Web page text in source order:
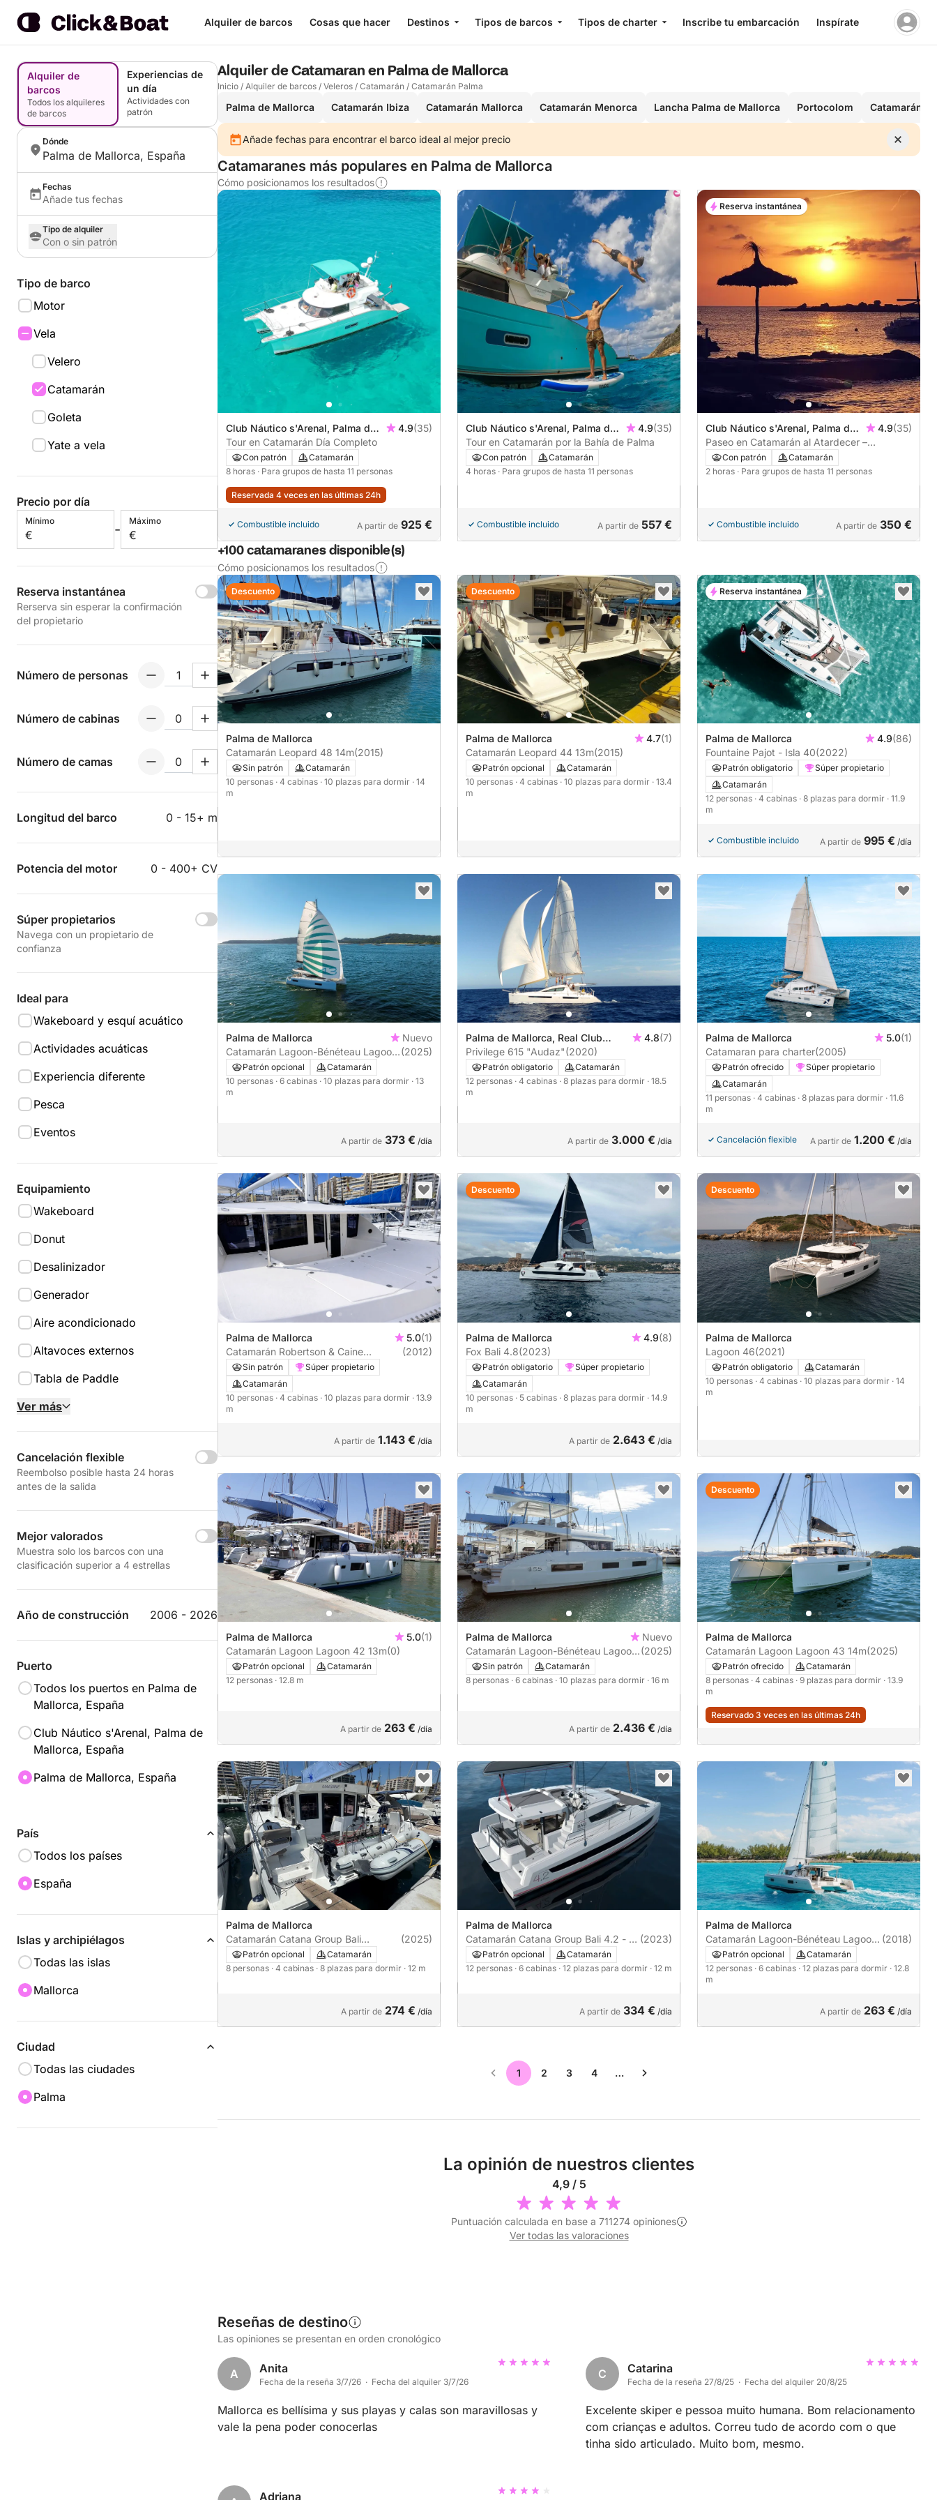
Alquiler de barcos Cosas que hacer Destinos Tipos de barcos Tipos de charter Inscribe tu embarcación Inspírate
Alquiler de
barcos
Todos los alquileres
de barcos
Experiencias de
un día
Actividades con
patrón
Dónde
Palma de Mallorca, España
Fechas
Añade tus fechas
Tipo de alquiler
Con o sin patrón
Tipo de barco
Motor
Vela
Velero
Catamarán
Goleta
Yate a vela
Precio por día
Mínimo
€ -
Máximo
€
Reserva instantánea
Rerserva sin esperar la confirmación
del propietario
Número de personas
Número de cabinas
Número de camas
Longitud del barco 0 - 15+ m
Potencia del motor 0 - 400+ CV
Súper propietarios
Navega con un propietario de
confianza
Ideal para
Wakeboard y esquí acuático
Actividades acuáticas
Experiencia diferente
Pesca
Eventos
Equipamiento
Wakeboard
Donut
Desalinizador
Generador
Aire acondicionado
Altavoces externos
Tabla de Paddle
Ver más
Cancelación flexible
Reembolso posible hasta 24 horas
antes de la salida
Mejor valorados
Muestra solo los barcos con una
clasificación superior a 4 estrellas
Año de construcción 2006 - 2026
Puerto
Todos los puertos en Palma de
Mallorca, España
Club Náutico s'Arenal, Palma de
Mallorca, España
Palma de Mallorca, España
País
Todos los países
España
Islas y archipiélagos
Todas las islas
Mallorca
Ciudad
Todas las ciudades
Palma
Alquiler de Catamaran en Palma de Mallorca
Inicio / Alquiler de barcos / Veleros / Catamarán / Catamarán Palma
Palma de Mallorca Catamarán Ibiza Catamarán Mallorca Catamarán Menorca Lancha Palma de Mallorca Portocolom Catamarán
Añade fechas para encontrar el barco ideal al mejor precio
Catamaranes más populares en Palma de Mallorca
Cómo posicionamos los resultados
Club Náutico s'Arenal, Palma de
Mallorca, España
4.9(35)
Tour en Catamarán Día Completo
Con patrón
Catamarán
8 horas · Para grupos de hasta 11 personas
Reservada 4 veces en las últimas 24h
Combustible incluido A partir de 925 €
Club Náutico s'Arenal, Palma de
Mallorca, España
4.9(35)
Tour en Catamarán por la Bahía de Palma
Con patrón
Catamarán
4 horas · Para grupos de hasta 11 personas
Combustible incluido A partir de 557 €
Club Náutico s'Arenal, Palma de
Mallorca, España
4.9(35)
Paseo en Catamarán al Atardecer –
Champagne y Costa Mágica desde s’Arenal
(2h)
Con patrón
Catamarán
2 horas · Para grupos de hasta 11 personas
Combustible incluido A partir de 350 €
Reserva instantánea
+100 catamaranes disponible(s)
Cómo posicionamos los resultados
Palma de Mallorca
Catamarán Leopard 48 14m(2015)
Sin patrón
Catamarán
10 personas · 4 cabinas · 10 plazas para dormir · 14
m
Descuento
Palma de Mallorca 4.7(1)
Catamarán Leopard 44 13m(2015)
Patrón opcional
Catamarán
10 personas · 4 cabinas · 10 plazas para dormir · 13.4
m
Descuento
Palma de Mallorca 4.9(86)
Fountaine Pajot - Isla 40(2022)
Patrón obligatorio
Súper propietario
Catamarán
12 personas · 4 cabinas · 8 plazas para dormir · 11.9
m
Combustible incluido A partir de 995 € /día
Reserva instantánea
Palma de Mallorca
Nuevo
Catamarán Lagoon-Bénéteau Lagoon
43 - 4 + 2 cab. 13m
(2025)
Patrón opcional
Catamarán
10 personas · 6 cabinas · 10 plazas para dormir · 13
m
A partir de 373 € /día
Palma de Mallorca, Real Club
Nautico
4.8(7)
Privilege 615 "Audaz"(2020)
Patrón obligatorio
Catamarán
12 personas · 4 cabinas · 8 plazas para dormir · 18.5
m
A partir de 3.000 € /día
Palma de Mallorca 5.0(1)
Catamaran para charter(2005)
Patrón ofrecido
Súper propietario
Catamarán
11 personas · 4 cabinas · 8 plazas para dormir · 11.6
m
Cancelación flexible A partir de 1.200 € /día
Palma de Mallorca 5.0(1)
Catamarán Robertson & Caine
Leopard 44 14m
(2012)
Sin patrón
Súper propietario
Catamarán
10 personas · 4 cabinas · 10 plazas para dormir · 13.9
m
A partir de 1.143 € /día
Palma de Mallorca 4.9(8)
Fox Bali 4.8(2023)
Patrón obligatorio
Súper propietario
Catamarán
10 personas · 5 cabinas · 8 plazas para dormir · 14.9
m
A partir de 2.643 € /día
Descuento
Palma de Mallorca
Lagoon 46(2021)
Patrón obligatorio
Catamarán
10 personas · 4 cabinas · 10 plazas para dormir · 14
m
Descuento
Palma de Mallorca 5.0(1)
Catamarán Lagoon Lagoon 42 13m(0)
Patrón opcional
Catamarán
12 personas · 12.8 m
A partir de 263 € /día
Palma de Mallorca
Nuevo
Catamarán Lagoon-Bénéteau Lagoon
55 - 4 + 2 cab. 16m
(2025)
Sin patrón
Catamarán
8 personas · 6 cabinas · 10 plazas para dormir · 16 m
A partir de 2.436 € /día
Palma de Mallorca
Catamarán Lagoon Lagoon 43 14m(2025)
Patrón ofrecido
Catamarán
8 personas · 4 cabinas · 9 plazas para dormir · 13.9
m
Reservado 3 veces en las últimas 24h
Descuento
Palma de Mallorca
Catamarán Catana Group Bali
Catsmart - 4 cab. 12m
(2025)
Patrón opcional
Catamarán
8 personas · 4 cabinas · 8 plazas para dormir · 12 m
A partir de 274 € /día
Palma de Mallorca
Catamarán Catana Group Bali 4.2 - 4
+ 2 cab. 12m
(2023)
Patrón opcional
Catamarán
12 personas · 6 cabinas · 12 plazas para dormir · 12 m
A partir de 334 € /día
Palma de Mallorca
Catamarán Lagoon-Bénéteau Lagoon
42 - 4 + 2 cab. 13m
(2018)
Patrón opcional
Catamarán
12 personas · 6 cabinas · 12 plazas para dormir · 12.8
m
A partir de 263 € /día
1 2 3 4 …
La opinión de nuestros clientes
4,9 / 5
Puntuación calculada en base a 711274 opiniones
Ver todas las valoraciones
Reseñas de destino
Las opiniones se presentan en orden cronológico
A Anita
Fecha de la reseña 3/7/26 · Fecha del alquiler 3/7/26
Mallorca es bellísima y sus playas y calas son maravillosas y
vale la pena poder conocerlas
C Catarina
Fecha de la reseña 27/8/25 · Fecha del alquiler 20/8/25
Excelente skiper e pessoa muito humana. Bom relacionamento
com crianças e adultos. Correu tudo de acordo com o que
tinha sido articulado. Muito bom, mesmo.
Adriana